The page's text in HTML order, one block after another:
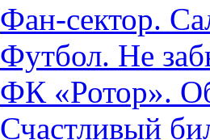
Фан-сектор.
Футбол. Не
ФК «Ротор».
Счастливый